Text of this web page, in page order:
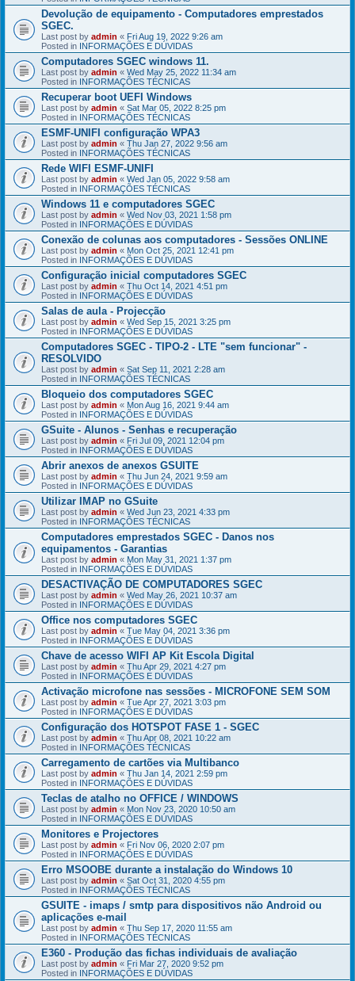
Devolução de equipamento - Computadores emprestados
SGEC.
Last post by admin « Fri Aug 19, 2022 9:26 am
Posted in INFORMAÇÕES E DÚVIDAS
Computadores SGEC windows 11.
Last post by admin « Wed May 25, 2022 11:34 am
Posted in INFORMAÇÕES TÉCNICAS
Recuperar boot UEFI Windows
Last post by admin « Sat Mar 05, 2022 8:25 pm
Posted in INFORMAÇÕES TÉCNICAS
ESMF-UNIFI configuração WPA3
Last post by admin « Thu Jan 27, 2022 9:56 am
Posted in INFORMAÇÕES TÉCNICAS
Rede WIFI ESMF-UNIFI
Last post by admin « Wed Jan 05, 2022 9:58 am
Posted in INFORMAÇÕES TÉCNICAS
Windows 11 e computadores SGEC
Last post by admin « Wed Nov 03, 2021 1:58 pm
Posted in INFORMAÇÕES E DÚVIDAS
Conexão de colunas aos computadores - Sessões ONLINE
Last post by admin « Mon Oct 25, 2021 12:41 pm
Posted in INFORMAÇÕES E DÚVIDAS
Configuração inicial computadores SGEC
Last post by admin « Thu Oct 14, 2021 4:51 pm
Posted in INFORMAÇÕES E DÚVIDAS
Salas de aula - Projecção
Last post by admin « Wed Sep 15, 2021 3:25 pm
Posted in INFORMAÇÕES E DÚVIDAS
Computadores SGEC - TIPO-2 - LTE "sem funcionar" -
RESOLVIDO
Last post by admin « Sat Sep 11, 2021 2:28 am
Posted in INFORMAÇÕES TÉCNICAS
Bloqueio dos computadores SGEC
Last post by admin « Mon Aug 16, 2021 9:44 am
Posted in INFORMAÇÕES E DÚVIDAS
GSuite - Alunos - Senhas e recuperação
Last post by admin « Fri Jul 09, 2021 12:04 pm
Posted in INFORMAÇÕES E DÚVIDAS
Abrir anexos de anexos GSUITE
Last post by admin « Thu Jun 24, 2021 9:59 am
Posted in INFORMAÇÕES E DÚVIDAS
Utilizar IMAP no GSuite
Last post by admin « Wed Jun 23, 2021 4:33 pm
Posted in INFORMAÇÕES TÉCNICAS
Computadores emprestados SGEC - Danos nos
equipamentos - Garantias
Last post by admin « Mon May 31, 2021 1:37 pm
Posted in INFORMAÇÕES E DÚVIDAS
DESACTIVAÇÃO DE COMPUTADORES SGEC
Last post by admin « Wed May 26, 2021 10:37 am
Posted in INFORMAÇÕES E DÚVIDAS
Office nos computadores SGEC
Last post by admin « Tue May 04, 2021 3:36 pm
Posted in INFORMAÇÕES E DÚVIDAS
Chave de acesso WIFI AP Kit Escola Digital
Last post by admin « Thu Apr 29, 2021 4:27 pm
Posted in INFORMAÇÕES E DÚVIDAS
Activação microfone nas sessões - MICROFONE SEM SOM
Last post by admin « Tue Apr 27, 2021 3:03 pm
Posted in INFORMAÇÕES E DÚVIDAS
Configuração dos HOTSPOT FASE 1 - SGEC
Last post by admin « Thu Apr 08, 2021 10:22 am
Posted in INFORMAÇÕES TÉCNICAS
Carregamento de cartões via Multibanco
Last post by admin « Thu Jan 14, 2021 2:59 pm
Posted in INFORMAÇÕES E DÚVIDAS
Teclas de atalho no OFFICE / WINDOWS
Last post by admin « Mon Nov 23, 2020 10:50 am
Posted in INFORMAÇÕES E DÚVIDAS
Monitores e Projectores
Last post by admin « Fri Nov 06, 2020 2:07 pm
Posted in INFORMAÇÕES E DÚVIDAS
Erro MSOOBE durante a instalação do Windows 10
Last post by admin « Sat Oct 31, 2020 4:55 pm
Posted in INFORMAÇÕES TÉCNICAS
GSUITE - imaps / smtp para dispositivos não Android ou
aplicações e-mail
Last post by admin « Thu Sep 17, 2020 11:55 am
Posted in INFORMAÇÕES TÉCNICAS
E360 - Produção das fichas individuais de avaliação
Last post by admin « Fri Mar 27, 2020 9:52 pm
Posted in INFORMAÇÕES E DÚVIDAS